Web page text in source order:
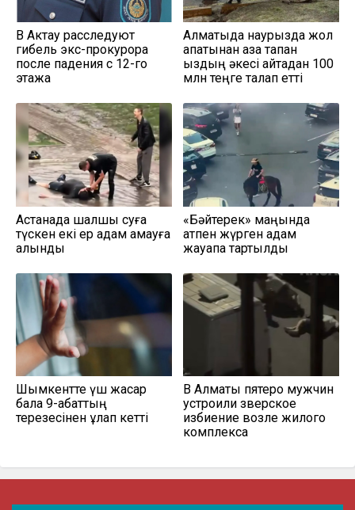
В Актау расследуют
гибель экс-прокурора
после падения с 12-го
этажа
Алматыда наурызда жол
апатынан қаза тапқан
қыздың әкесі қайтадан 100
млн теңге талап етті
Астанада шалшық суға
түскен екі ер адам қамауға
алынды
«Бәйтерек» маңында
атпен жүрген адам
жауапқа тартылды
Шымкентте үш жасар
бала 9-қабаттың
терезесінен құлап кетті
В Алматы пятеро мужчин
устроили зверское
избиение возле жилого
комплекса